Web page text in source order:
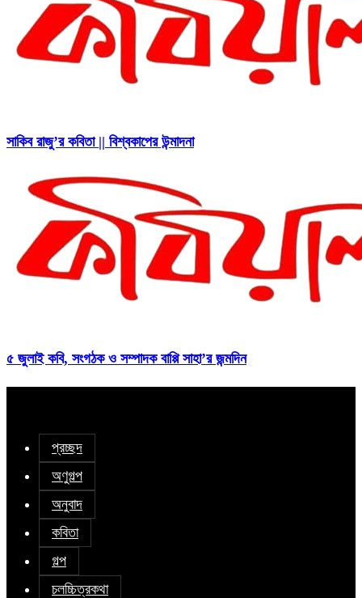
সাকিব রাজু’র কবিতা || বিশ্বকাপের উন্মাদনা
৫ জুলাই কবি, সংগঠক ও সম্পাদক বাপ্পি সাহা’র জন্মদিন
প্রচ্ছদ
অণুগল্প
অনুবাদ
কবিতা
গল্প
চলচ্চিত্রকথা